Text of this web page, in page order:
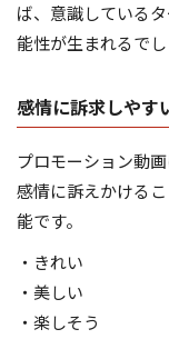
ば、意識している
能性が生まれるでし
感情に訴求しやす
プロモーション動
感情に訴えかける
能です。
・きれい
・美しい
・楽しそう